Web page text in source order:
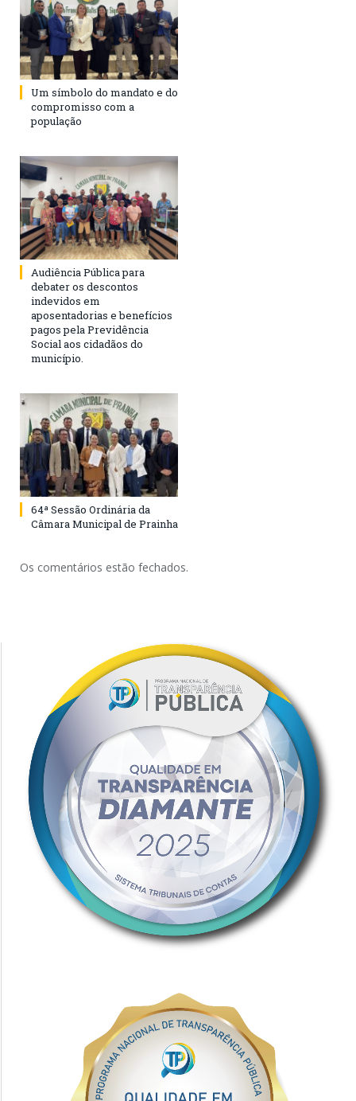
Um símbolo do mandato e do
compromisso com a
população
Audiência Pública para
debater os descontos
indevidos em
aposentadorias e benefícios
pagos pela Previdência
Social aos cidadãos do
município.
64ª Sessão Ordinária da
Câmara Municipal de Prainha
Os comentários estão fechados.